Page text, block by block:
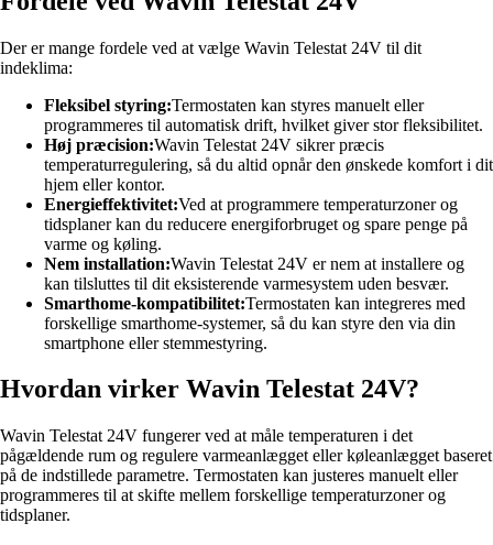
Der er mange fordele ved at vælge Wavin Telestat 24V til dit
indeklima:
Fleksibel styring:Termostaten kan styres manuelt eller
programmeres til automatisk drift, hvilket giver stor fleksibilitet.
Høj præcision:Wavin Telestat 24V sikrer præcis
temperaturregulering, så du altid opnår den ønskede komfort i dit
hjem eller kontor.
Energieffektivitet:Ved at programmere temperaturzoner og
tidsplaner kan du reducere energiforbruget og spare penge på
varme og køling.
Nem installation:Wavin Telestat 24V er nem at installere og
kan tilsluttes til dit eksisterende varmesystem uden besvær.
Smarthome-kompatibilitet:Termostaten kan integreres med
forskellige smarthome-systemer, så du kan styre den via din
smartphone eller stemmestyring.
Hvordan virker Wavin Telestat 24V?
Wavin Telestat 24V fungerer ved at måle temperaturen i det
pågældende rum og regulere varmeanlægget eller køleanlægget baseret
på de indstillede parametre. Termostaten kan justeres manuelt eller
programmeres til at skifte mellem forskellige temperaturzoner og
tidsplaner.